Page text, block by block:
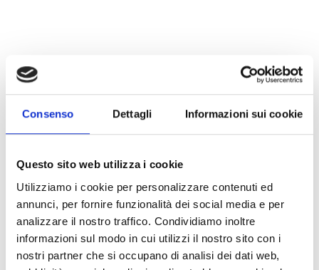
Consenso Dettagli Informazioni sui cookie
Questo sito web utilizza i cookie
Utilizziamo i cookie per personalizzare contenuti ed
annunci, per fornire funzionalità dei social media e per
analizzare il nostro traffico. Condividiamo inoltre
informazioni sul modo in cui utilizzi il nostro sito con i
nostri partner che si occupano di analisi dei dati web,